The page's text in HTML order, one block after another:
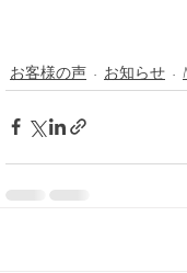
お客様の声 お知らせ